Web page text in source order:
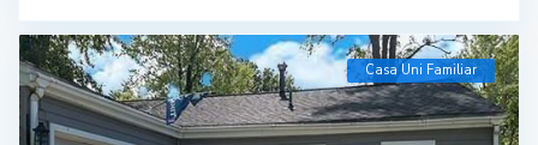
Casa Uni Familiar